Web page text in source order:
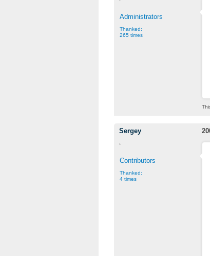
Administrators
Thanked:
265 times
Sergey
Contributors
Thanked:
4 times